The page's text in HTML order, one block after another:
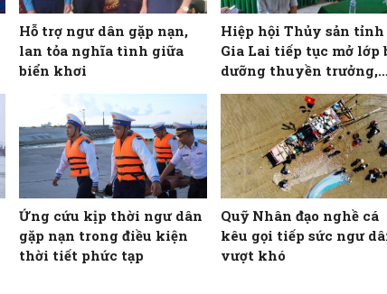
Hỗ trợ ngư dân gặp nạn,
lan tỏa nghĩa tình giữa
biển khơi
Hiệp hội Thủy sản tỉnh
Gia Lai tiếp tục mở lớp
dưỡng thuyền trưởng,
máy trưởng tàu cá
cho ngư dân
Ứng cứu kịp thời ngư dân
gặp nạn trong điều kiện
thời tiết phức tạp
Quỹ Nhân đạo nghề cá
kêu gọi tiếp sức ngư
vượt khó